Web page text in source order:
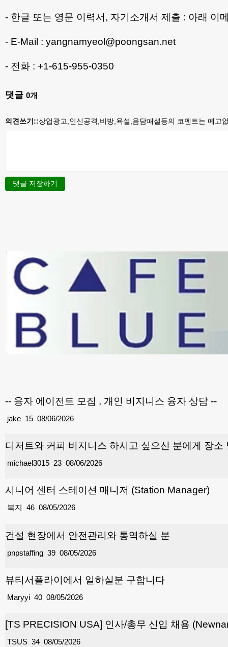
- 한글 또는 영문 이력서, 자기소개서 제출 : 아래 이
- E-Mail : yangnamyeol@poongsan.net
- 전화 : +1-615-955-0350
댓글 0개
의견쓰기::상업광고,인신공격,비방,욕설,음담패설등의 코멘트는 예고
댓글 저장하기
-- 융자 에이전트 모집 , 개인 비지니스 융자 상담 --
15
jake 08/06/2026
디저트와 커피 비지니스 하시고 싶으신 분에게 장소
23
michael3015 08/06/2026
시니어 센터 스테이션 매니저 (Station Manager)
46
복지 08/05/2026
건설 현장에서 안전관리와 통역하실 분
39
pnpstaffing 08/05/2026
뷰티서플라이에서 일하실분 구합니다
40
Maryyi 08/05/2026
[TS PRECISION USA] 인사/총무 신입 채용
34
TSUS 08/05/2026